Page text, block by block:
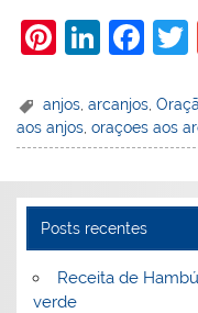
Pi
er
e
st
Li
k
e
n
F
c
e
o
o
k
anjos ,arcanjos ,
aos anjos ,oraçoes aos
Posts recentes
Receita de
verde